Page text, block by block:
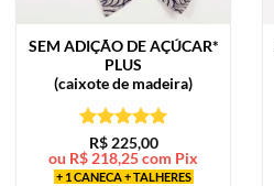
SEM ADIÇÃO DE AÇÚCAR*
PLUS
(caixote de madeira)
Avaliação5
de 5
R$225,00
ou R$ 218,25com Pix
+ 1 CANECA + TALHERES